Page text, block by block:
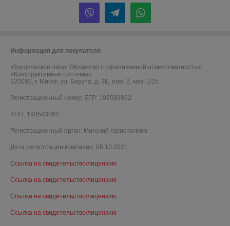
Информация для покупателя
Юридическое лицо: Общество с ограниченной ответственностью
«Конструктивные системы»
220092, г. Минск, ул. Берута, д. 3Б, пом. 2, ком. 1/15
Регистрационный номер ЕГР: 193593862
УНП: 193593862
Регистрационный орган: Минский горисполком
Дата регистрации компании: 06.10.2021
Ссылка на свидетельство/лицензию
Ссылка на свидетельство/лицензию
Ссылка на свидетельство/лицензию
Ссылка на свидетельство/лицензию